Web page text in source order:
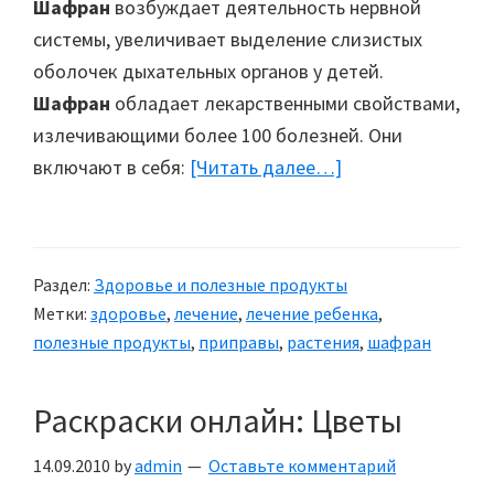
Шафран возбуждает деятельность нервной
системы, увеличивает выделение слизистых
оболочек дыхательных органов у детей.
Шафран обладает лекарственными свойствами,
излечивающими более 100 болезней. Они
включают в себя: [Читать далее…]
свойства
шафрана
Раздел: Здоровье и полезные продукты
Метки: здоровье, лечение, лечение ребенка,
полезные продукты, приправы, растения, шафран
Раскраски онлайн: Цветы
14.09.2010 byadmin Оставьте комментарий